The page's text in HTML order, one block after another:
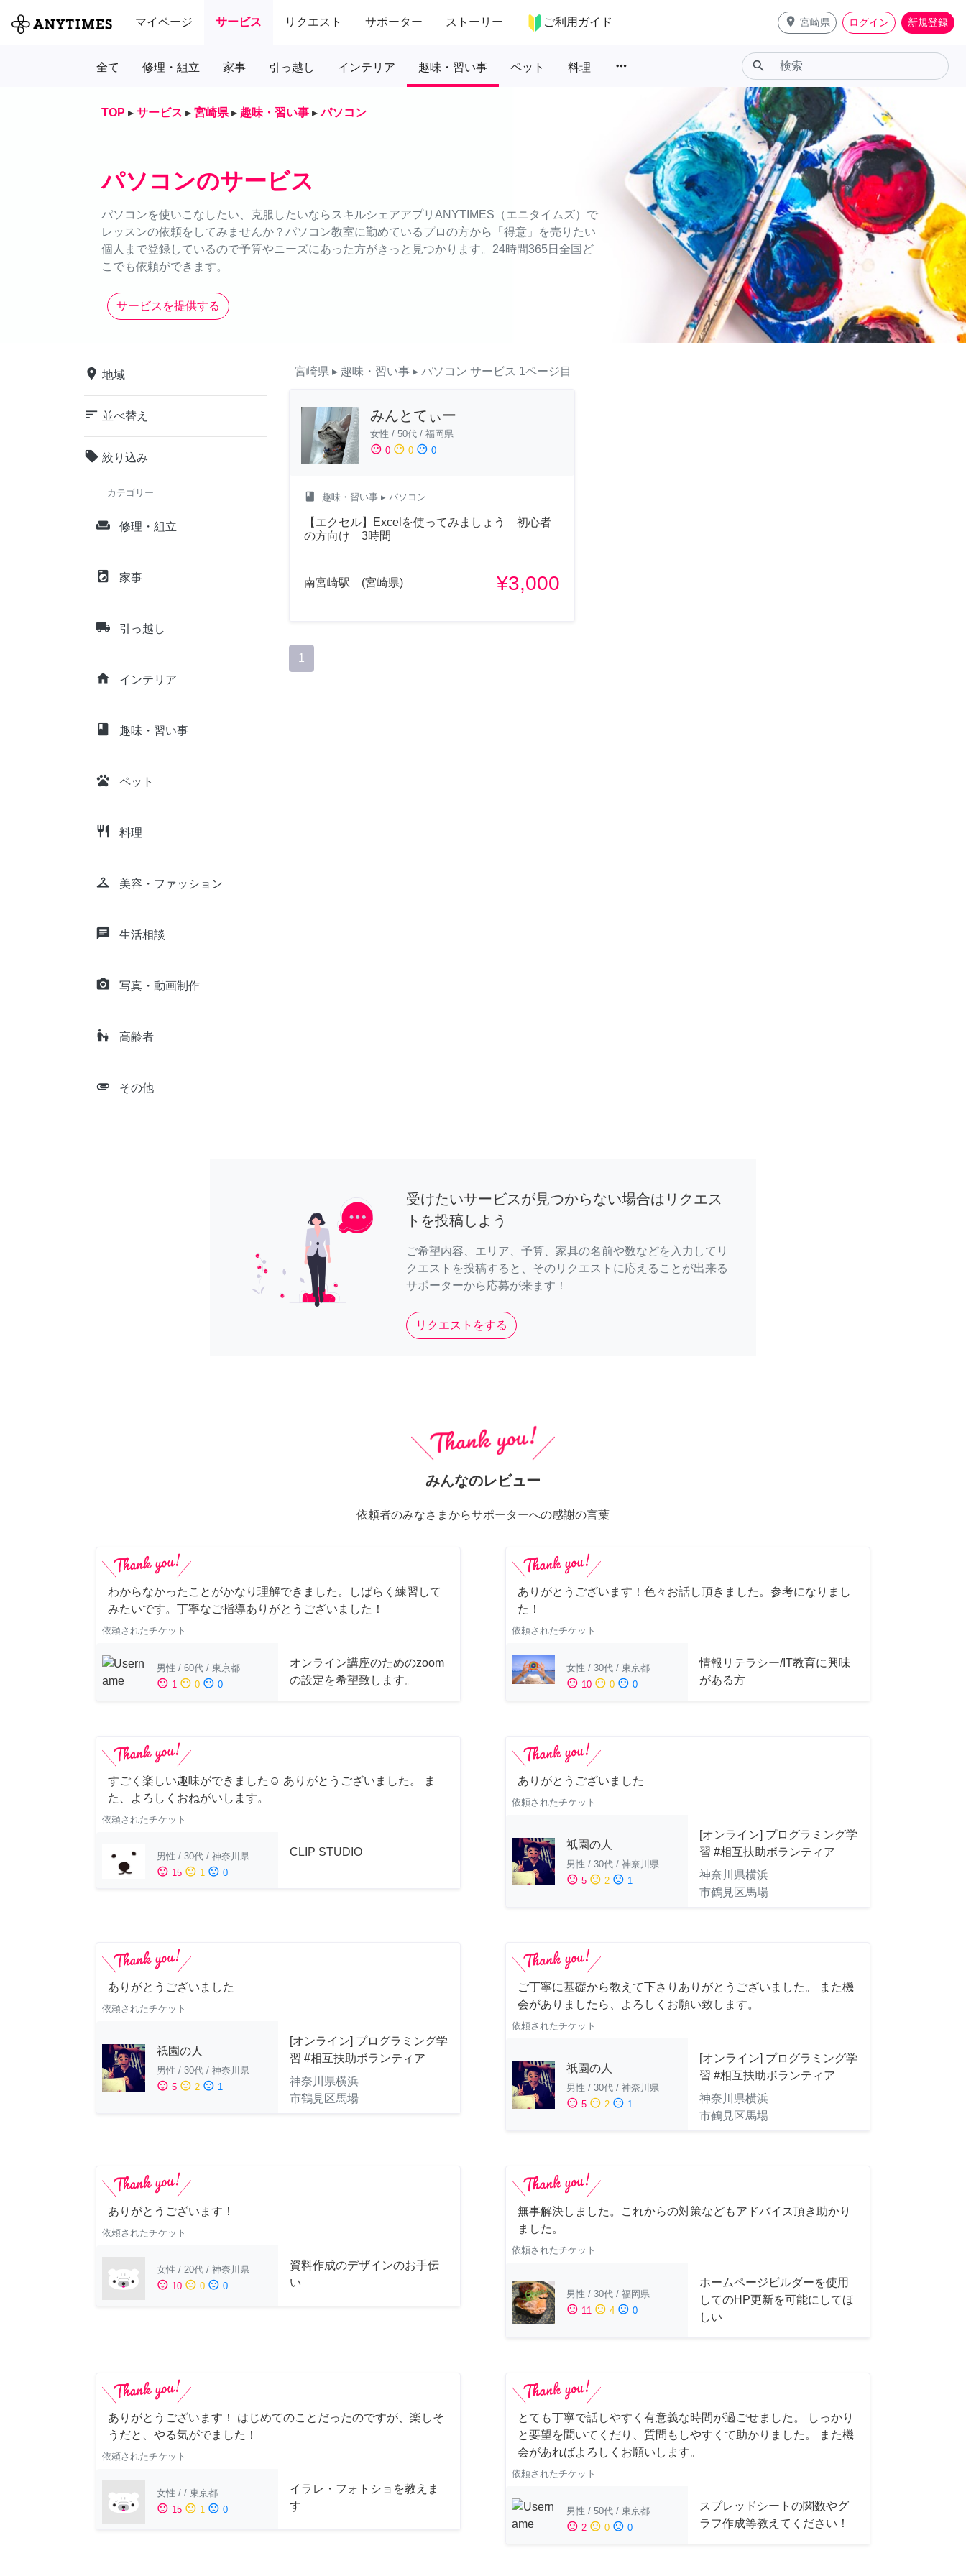
マイページ サービス リクエスト サポーター ストーリー ご利用ガイド place 宮崎県 ログイン 新規登録
全て 修理・組立 家事 引っ越し インテリア 趣味・習い事 ペット 料理 more_horiz search
TOP ▸ サービス ▸ 宮崎県 ▸ 趣味・習い事 ▸ パソコン
パソコンのサービス
パソコンを使いこなしたい、克服したいならスキルシェアアプリANYTIMES（エニタイムズ）で
レッスンの依頼をしてみませんか？パソコン教室に勤めているプロの方から「得意」を売りたい
個人まで登録しているので予算やニーズにあった方がきっと見つかります。24時間365日全国ど
こでも依頼ができます。
サービスを提供する
place 地域
sort 並べ替え
local_offer 絞り込み
カテゴリー
weekend 修理・組立
local_laundry_service 家事
local_shipping 引っ越し
home インテリア
class 趣味・習い事
pets ペット
restaurant 料理
checkroom 美容・ファッション
chat 生活相談
camera_alt 写真・動画制作
escalator_warning 高齢者
attachment その他
宮崎県 ▸ 趣味・習い事 ▸ パソコン サービス 1ページ目
みんとてぃー
女性 / 50代 / 福岡県
sentiment_satisfied 0 sentiment_neutral 0 sentiment_dissatisfied 0
class 趣味・習い事 ▸ パソコン
【エクセル】Excelを使ってみましょう 初心者
の方向け 3時間
南宮崎駅 (宮崎県) ¥3,000
1
受けたいサービスが見つからない場合はリクエス
トを投稿しよう
ご希望内容、エリア、予算、家具の名前や数などを入力してリ
クエストを投稿すると、そのリクエストに応えることが出来る
サポーターから応募が来ます！
リクエストをする
みんなのレビュー
依頼者のみなさまからサポーターへの感謝の言葉
わからなかったことがかなり理解できました。しばらく練習して
みたいです。丁寧なご指導ありがとうございました！
依頼されたチケット
男性 / 60代 / 東京都
sentiment_satisfied 1 sentiment_neutral 0 sentiment_dissatisfied 0
オンライン講座のためのzoom
の設定を希望致します。
ありがとうございます！色々お話し頂きました。参考になりまし
た！
依頼されたチケット
女性 / 30代 / 東京都
sentiment_satisfied 10 sentiment_neutral 0 sentiment_dissatisfied 0
情報リテラシー/IT教育に興味
がある方
すごく楽しい趣味ができました☺︎ ありがとうございました。 ま
た、よろしくおねがいします。
依頼されたチケット
男性 / 30代 / 神奈川県
sentiment_satisfied 15 sentiment_neutral 1 sentiment_dissatisfied 0
CLIP STUDIO
ありがとうございました
依頼されたチケット
祇園の人
男性 / 30代 / 神奈川県
sentiment_satisfied 5 sentiment_neutral 2 sentiment_dissatisfied 1
[オンライン] プログラミング学
習 #相互扶助ボランティア
神奈川県横浜
市鶴見区馬場
ありがとうございました
依頼されたチケット
祇園の人
男性 / 30代 / 神奈川県
sentiment_satisfied 5 sentiment_neutral 2 sentiment_dissatisfied 1
[オンライン] プログラミング学
習 #相互扶助ボランティア
神奈川県横浜
市鶴見区馬場
ご丁寧に基礎から教えて下さりありがとうございました。 また機
会がありましたら、よろしくお願い致します。
依頼されたチケット
祇園の人
男性 / 30代 / 神奈川県
sentiment_satisfied 5 sentiment_neutral 2 sentiment_dissatisfied 1
[オンライン] プログラミング学
習 #相互扶助ボランティア
神奈川県横浜
市鶴見区馬場
ありがとうございます！
依頼されたチケット
女性 / 20代 / 神奈川県
sentiment_satisfied 10 sentiment_neutral 0 sentiment_dissatisfied 0
資料作成のデザインのお手伝
い
無事解決しました。これからの対策などもアドバイス頂き助かり
ました。
依頼されたチケット
男性 / 30代 / 福岡県
sentiment_satisfied 11 sentiment_neutral 4 sentiment_dissatisfied 0
ホームページビルダーを使用
してのHP更新を可能にしてほ
しい
ありがとうございます！ はじめてのことだったのですが、楽しそ
うだと、やる気がでました！
依頼されたチケット
女性 / / 東京都
sentiment_satisfied 15 sentiment_neutral 1 sentiment_dissatisfied 0
イラレ・フォトショを教えま
す
とても丁寧で話しやすく有意義な時間が過ごせました。 しっかり
と要望を聞いてくだり、質問もしやすくて助かりました。 また機
会があればよろしくお願いします。
依頼されたチケット
男性 / 50代 / 東京都
sentiment_satisfied 2 sentiment_neutral 0 sentiment_dissatisfied 0
スプレッドシートの関数やグ
ラフ作成等教えてください！